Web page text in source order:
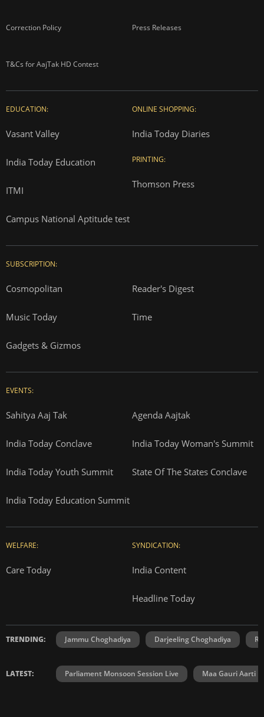
Correction Policy Press Releases
T&Cs for AajTak HD Contest
EDUCATION:
Vasant Valley
India Today Education
ITMI
Campus National Aptitude test
ONLINE SHOPPING:
India Today Diaries
PRINTING:
Thomson Press
SUBSCRIPTION:
Cosmopolitan Reader's Digest
Music Today Time
Gadgets & Gizmos
EVENTS:
Sahitya Aaj Tak Agenda Aajtak
India Today Conclave India Today Woman's Summit
India Today Youth Summit State Of The States Conclave
India Today Education Summit
WELFARE:
Care Today
SYNDICATION:
India Content
Headline Today
TRENDING: Jammu Choghadiya Darjeeling Choghadiya
LATEST: Parliament Monsoon Session Live Maa Gauri Aarti